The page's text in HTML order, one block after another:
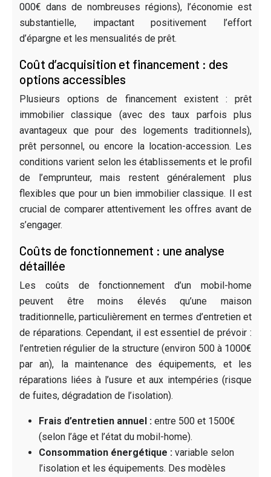
000€ dans de nombreuses régions), l’économie est
substantielle, impactant positivement l’effort
d’épargne et les mensualités de prêt.
Coût d’acquisition et financement : des
options accessibles
Plusieurs options de financement existent : prêt
immobilier classique (avec des taux parfois plus
avantageux que pour des logements traditionnels),
prêt personnel, ou encore la location-accession. Les
conditions varient selon les établissements et le profil
de l’emprunteur, mais restent généralement plus
flexibles que pour un bien immobilier classique. Il est
crucial de comparer attentivement les offres avant de
s’engager.
Coûts de fonctionnement : une analyse
détaillée
Les coûts de fonctionnement d’un mobil-home
peuvent être moins élevés qu’une maison
traditionnelle, particulièrement en termes d’entretien et
de réparations. Cependant, il est essentiel de prévoir :
l’entretien régulier de la structure (environ 500 à 1000€
par an), la maintenance des équipements, et les
réparations liées à l’usure et aux intempéries (risque
de fuites, dégradation de l’isolation).
Frais d’entretien annuel : entre 500 et 1500€
(selon l’âge et l’état du mobil-home).
Consommation énergétique : variable selon
l’isolation et les équipements. Des modèles